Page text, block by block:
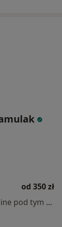
od 350 zł
Specjalista nie oferuje umawiania online pod tym adresem.